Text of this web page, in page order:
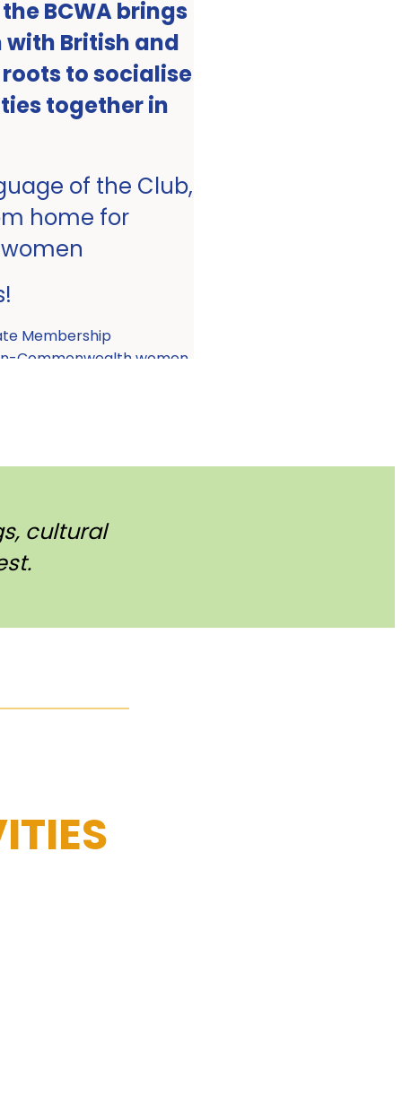
BCWA brings
British and
to socialise
together in
of the Club,
home for
Membership
Commonwealth women.
cultural